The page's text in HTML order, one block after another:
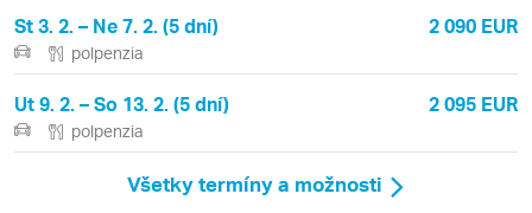
St 3. 2. – Ne 7. 2. (5 dní) 2 090 EUR
polpenzia
Ut 9. 2. – So 13. 2. (5 dní) 2 095 EUR
polpenzia
Všetky termíny a možnosti